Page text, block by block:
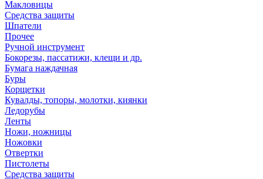
Макловицы
Средства защиты
Шпатели
Прочее
Ручной инструмент
Бокорезы, пассатижи, клещи и др.
Бумага наждачная
Буры
Корщетки
Кувалды, топоры, молотки, киянки
Ледорубы
Ленты
Ножи, ножницы
Ножовки
Отвертки
Пистолеты
Средства защиты